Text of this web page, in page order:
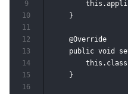
    }
    @Override
public void
    }
9
10
11
12
13
14
15
16